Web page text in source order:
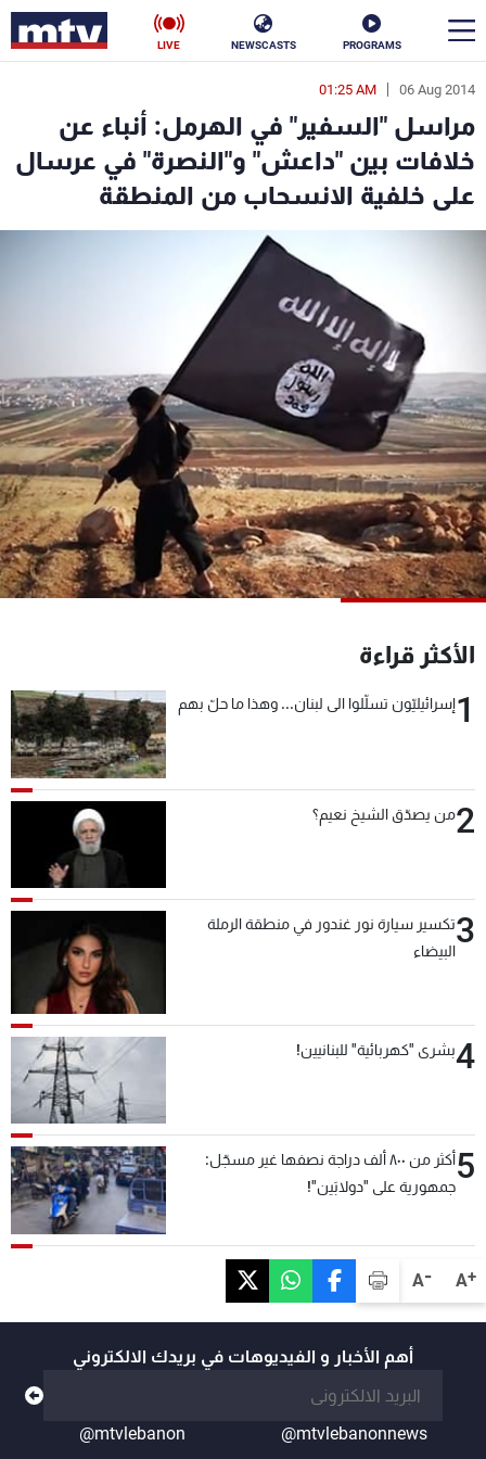
PROGRAMS
NEWSCASTS
LIVE
A+
A-
06 Aug 2014
01:25 AM
مراسل "السفير" في الهرمل: أنباء عن
خلافات بين "داعش" و"النصرة" في عرسال
على خلفية الانسحاب من المنطقة
الأكثر قراءة
1إسرائيليّون تسلّلوا الى لبنان... وهذا ما حلّ بهم
2من يصدّق الشيخ نعيم؟
3تكسير سيارة نور غندور في منطقة الرملة
البيضاء
4بشرى "كهربائية" للبنانيين!
5
أكثر من ٨٠٠ ألف دراجة نصفها غير مسجّل:
جمهورية على "دولابَين"!
أهم الأخبار و الفيديوهات في بريدك الالكتروني
@mtvlebanonnews
@mtvlebanon
en
الأخبار
سياسة ناس
رياضة
كأس العالم
البرامج
جدول البرامج
شاهد البرامج
الترددات
لاعلاناتكم